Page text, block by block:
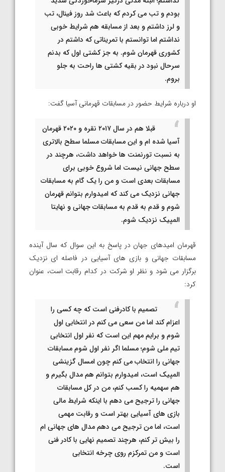
بودم و تب می کردم که باعث شد روز فینال، تب
و لرز داشتم و بعد از مسابقه هم شرایط خوبی
نداشتم اما توانستم با تمریناتی که داشتم در
کشوری قهرمان شوم. به جز کشتی اول که بدنم
سرحال نبود در بقیه کشتی ها راحت به جلو
بروم.
او درباره شرایط حضور در مسابقات قهرمانی آسیا گفت:
قبلا هم در سال ۲۰۱۷ نقره و ۲۰۲۰ قهرمان
آسیا شده ام و این مسابقات مسلما سطح بالاتری
به نسبت تورنمنت ها خواهد داشت، هرچند در
سطح جهانی نیست اما شروع خوبی برای
مسابقات بعدی است و من را یک گام به مسابقات
جهانی نزدیک می کند که امیدوارم بتوانم قهرمان
شوم و قدم به قدم به مسابقات جهانی و نهایتا
المپیک نزدیک شوم.
قهرمان امیدهای جهان در پاسخ به این سوال که سال آینده
مسابقات جهانی و بازی های آسیایی در فاصله ای نزدیک
برگزار می شود و نظر او شرکت در کدام رقابت است، عنوان
کرد:
تصمیم با کادرفنی است که چه کسی را
اعزام کند اما من سعی می کنم در انتخابی اول
شوم و برایم مهم این است که نفر اول انتخابی
تیم ملی شوم؛ مسلما اگر نفر اول شوم مسابقات
جهانی را انتخاب می کنم چون امسال گزینشی
المپیک است، امیدوارم بتوانم هم مدال بگیرم و
هم سهمیه را کسب کنم، من در کل مسابقات
جهانی را ترجیح می دهم با اینکه شرایط مالی
بازی های آسیایی بهتر است و رقابت مهمی
است، اما من ترجیح می دهم مدال های جهانی ام
را بیش تر کنم، هرچند تصمیم نهایی با کادر فنی
است و من تمرکزم روی چرخه انتخابی
است.